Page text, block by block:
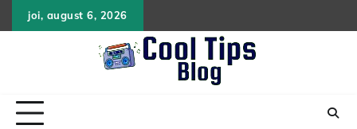
to
joi, august 6, 2026